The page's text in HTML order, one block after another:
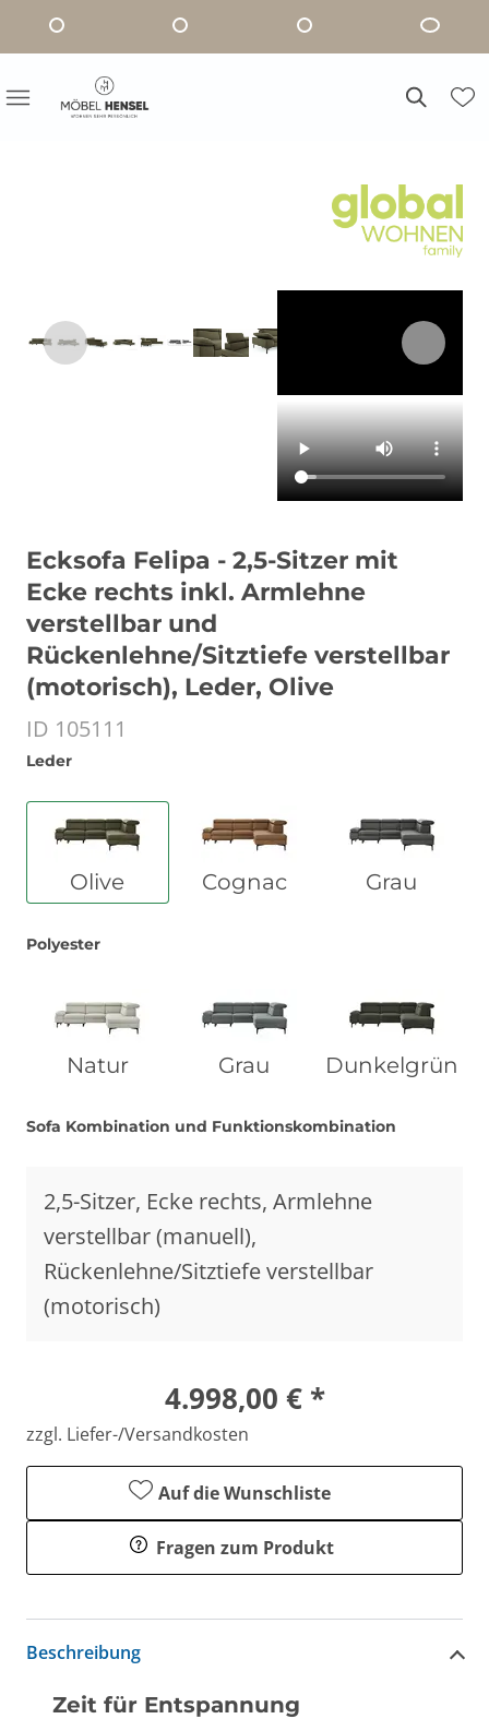
Ecksofa Felipa - 2,5-Sitzer mit
Ecke rechts inkl. Armlehne
verstellbar und
Rückenlehne/Sitztiefe verstellbar
(motorisch), Leder, Olive
ID 105111
Leder
Olive Cognac Grau
Polyester
Natur Grau Dunkelgrün
Sofa Kombination und Funktionskombination
2,5-Sitzer, Ecke rechts, Armlehne
verstellbar (manuell),
Rückenlehne/Sitztiefe verstellbar
(motorisch)
4.998,00 € *
zzgl. Liefer-/Versandkosten
Auf die Wunschliste
Fragen zum Produkt
Beschreibung
Zeit für Entspannung